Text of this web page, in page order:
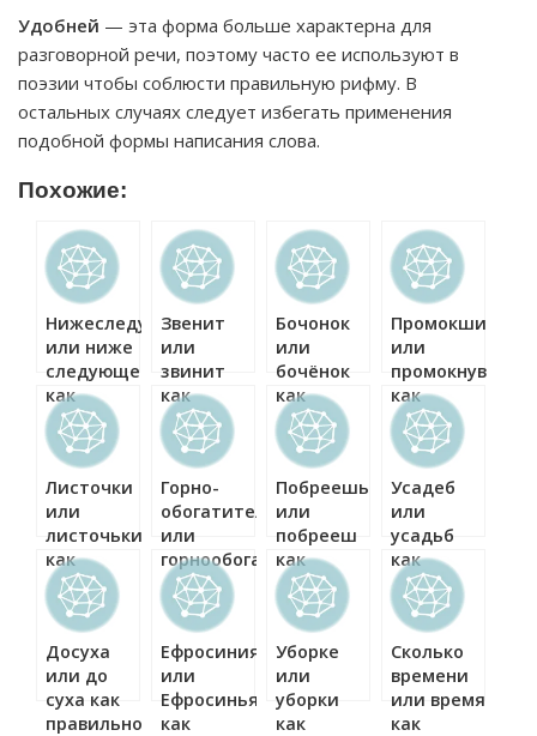
Удобней — эта форма больше характерна для
разговорной речи, поэтому часто ее используют в
поэзии чтобы соблюсти правильную рифму. В
остальных случаях следует избегать применения
подобной формы написания слова.
Похожие:
Нижеследующее
или ниже
следующее
как
правильно?
Звенит
или
звинит
как
правильно?
Бочонок
или
бочёнок
как
правильно?
Промокший
или
промокнувший
как
правильно?
Листочки
или
листочьки
как
правильно?
Горно-
обогатительный
или
горнообогатительный
как
правильно?
Побреешь
или
побрееш
как
правильно?
Усадеб
или
усадьб
как
правильно?
Досуха
или до
суха как
правильно?
Ефросиния
или
Ефросинья
как
Уборке
или
уборки
как
Сколько
времени
или время
как